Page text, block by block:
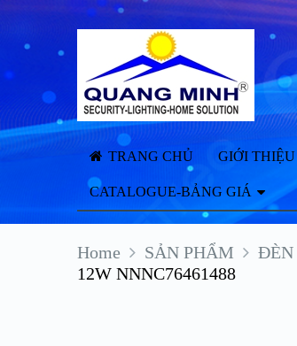
TRANG CHỦ GIỚI THIỆU
CATALOGUE-BẢNG GIÁ
Home SẢN PHẨM ĐÈN
12W NNNC76461488